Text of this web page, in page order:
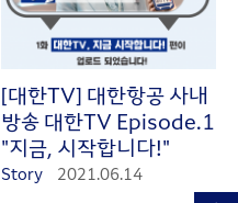
[대한TV] 대한항공 사내
방송 대한TV Episode.1
"지금, 시작합니다!"
Story 2021.06.14